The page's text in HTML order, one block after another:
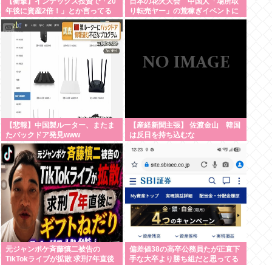
年後に資産2倍！」とか言ってる
奴www
り転売ヤー」の荒稼ぎイベントに
なってしまう
【悲報】中国製ルーター、またま
たバックドア発見www
【産経新聞主張】 佐渡金山 韓国
は反日を持ち込むな
元ジャンポケ斉藤慎二被告の
TikTokライブが拡散 求刑7年直後
偏差値38の高卒公務員たが正直下
手な大卒より勝ち組だと思ってる